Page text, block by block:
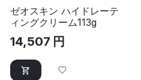
ゼオスキン ハイドレーテ
ィングクリーム113g
14,507 円